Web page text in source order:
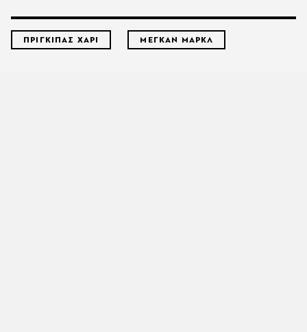
ΠΡΙΓΚΙΠΑΣ ΧΑΡΙ ΜΕΓΚΑΝ ΜΑΡΚΛ